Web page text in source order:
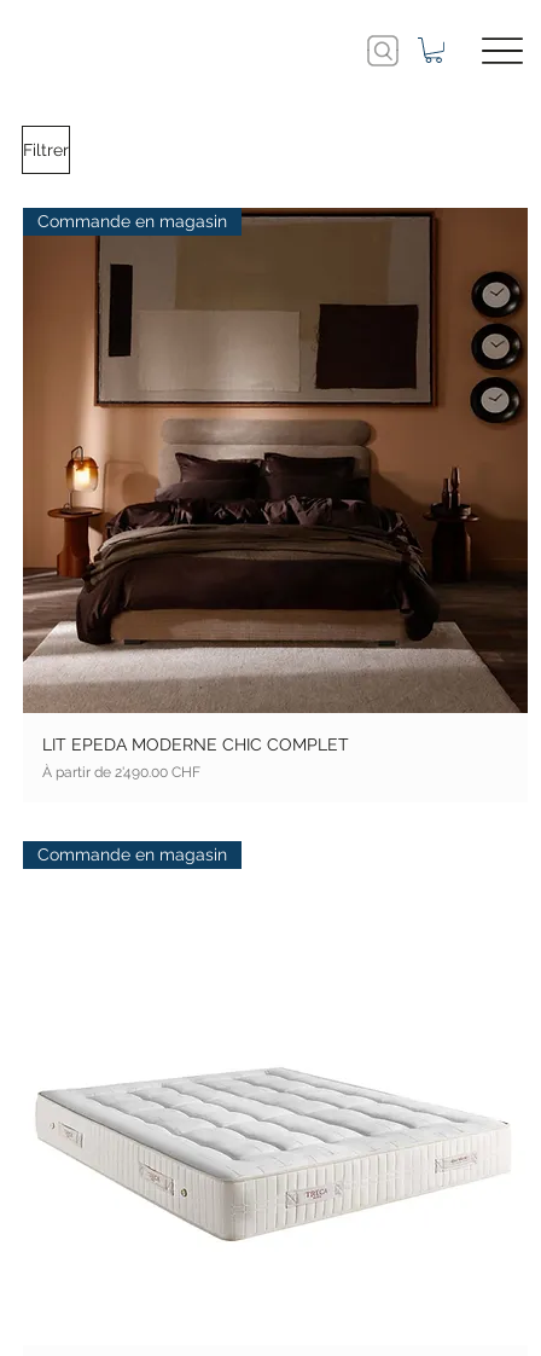
Filtrer
Commande en magasin
LIT EPEDA MODERNE CHIC COMPLET
À partir de 2'490.00 CHF
Prix promotionnel
Commande en magasin